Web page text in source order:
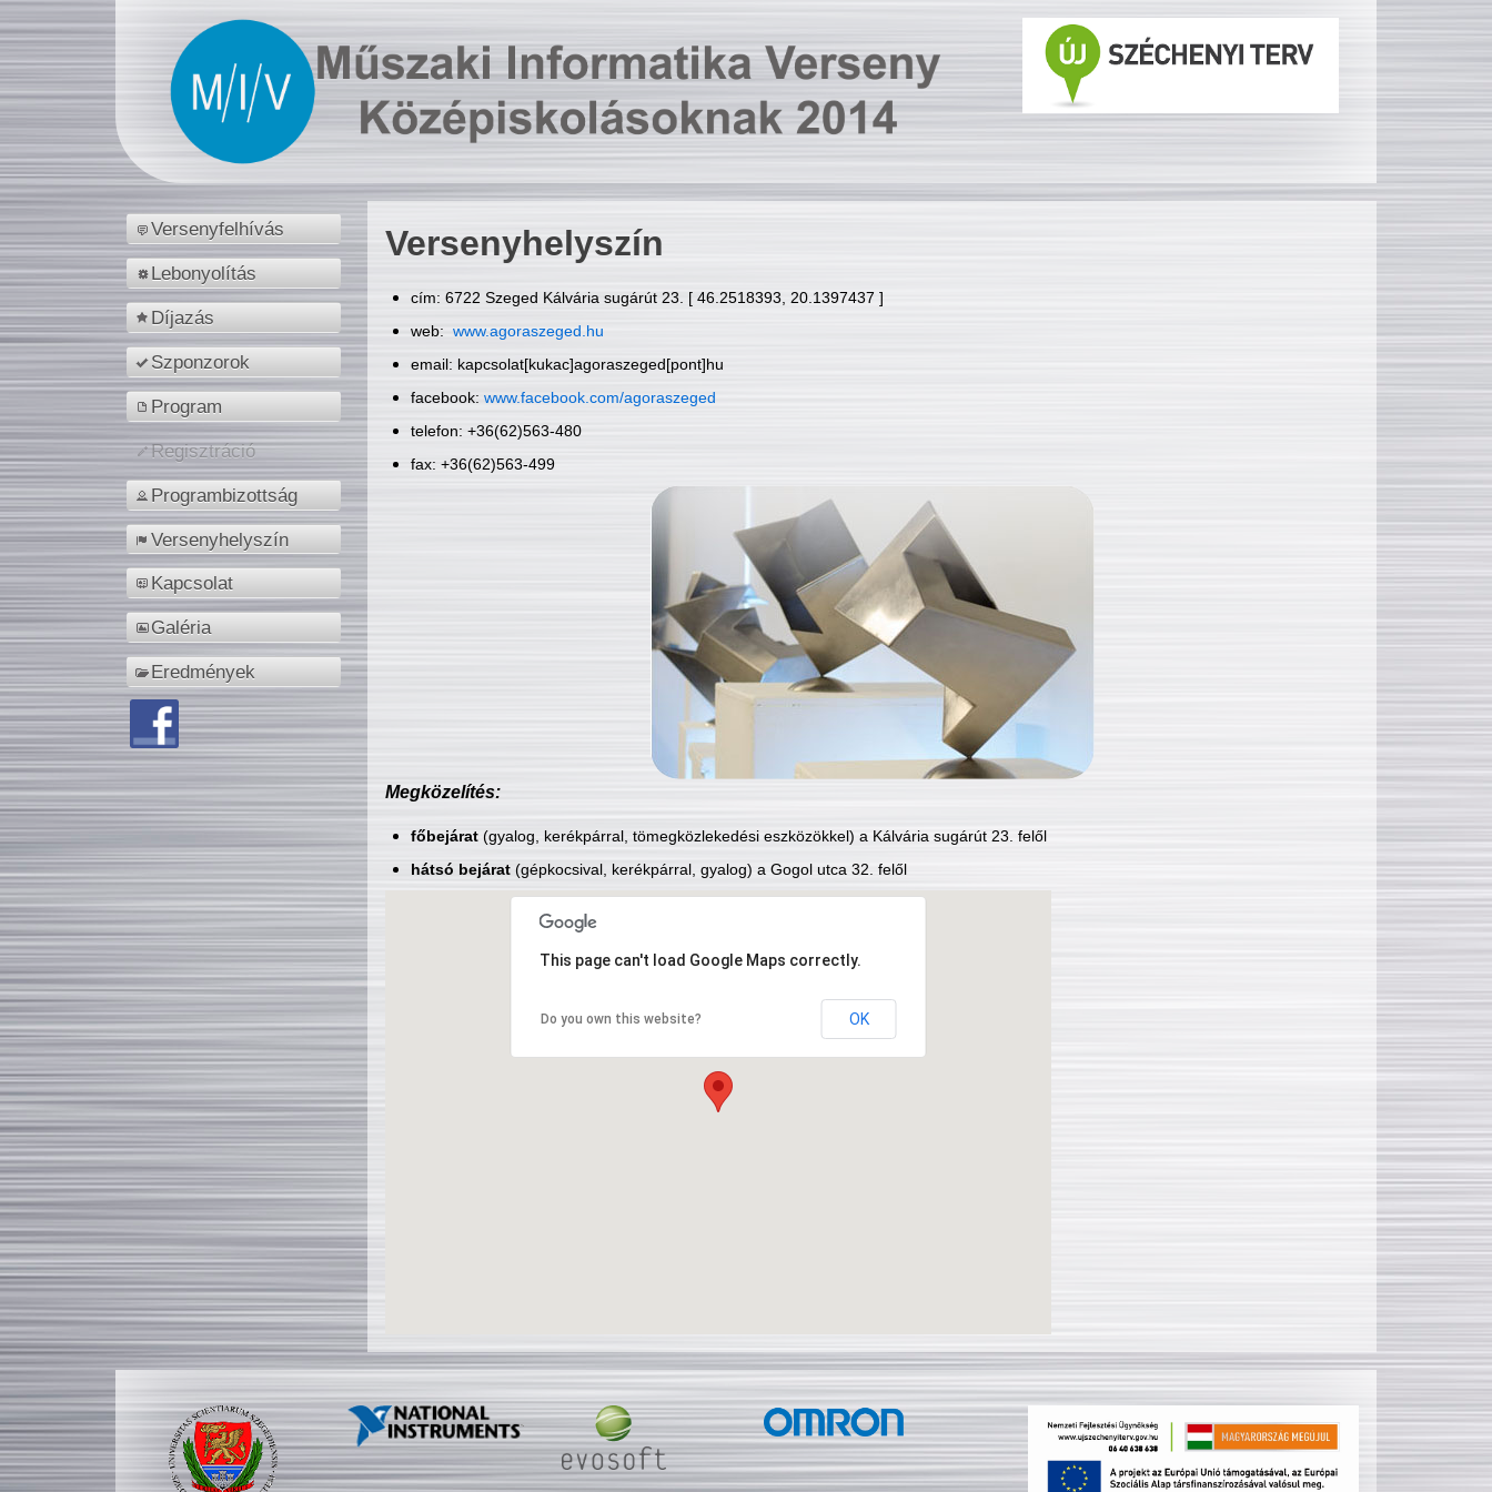
Versenyfelhívás
Lebonyolítás
Díjazás
Szponzorok
Program
Regisztráció
Programbizottság
Versenyhelyszín
Kapcsolat
Galéria
Eredmények
Versenyhelyszín
cím: 6722 Szeged Kálvária sugárút 23. [ 46.2518393, 20.1397437 ]
web: www.agoraszeged.hu
email: kapcsolat[kukac]agoraszeged[pont]hu
facebook: www.facebook.com/agoraszeged
telefon: +36(62)563-480
fax: +36(62)563-499
Megközelítés:
főbejárat(gyalog, kerékpárral, tömegközlekedési eszközökkel) a Kálvária sugárút 23. felől
hátsó bejárat(gépkocsival, kerékpárral, gyalog) a Gogol utca 32. felől
This page can't load Google Maps correctly.
Do you own this website? OK